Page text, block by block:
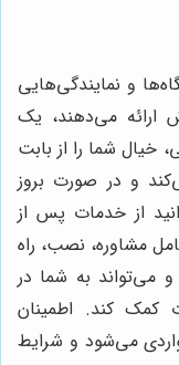
و نمایندگی‌هایی
ارائه می‌دهند، یک
شما را از بابت
و در صورت بروز
از خدمات پس از
مشاوره، نصب، راه
می‌تواند به شما در
کمک کند. اطمینان
می‌شود و شرایط